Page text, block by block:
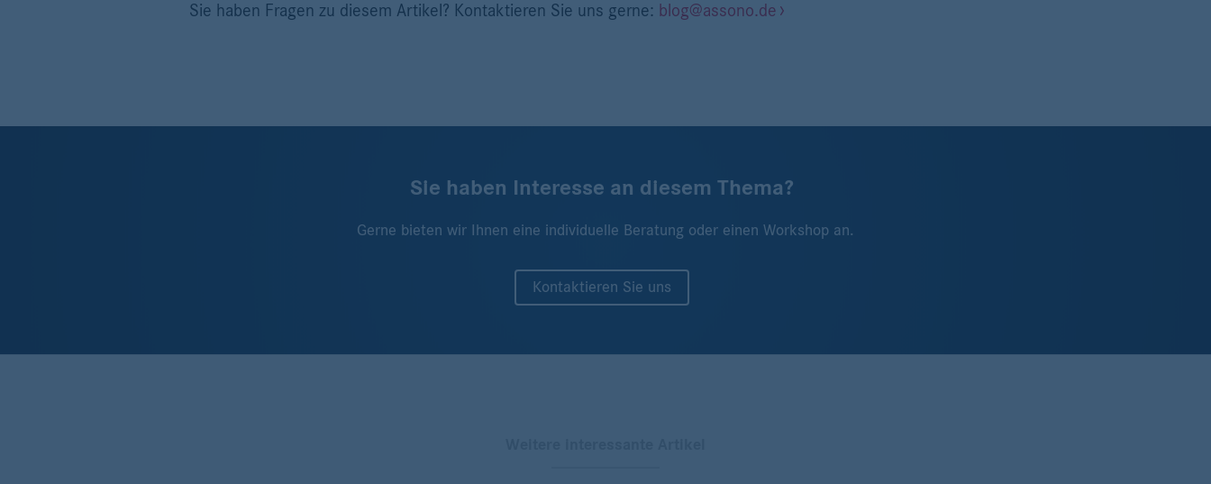
Sie haben Fragen zu diesem Artikel? Kontaktieren Sie uns gerne: blog@assono.de
Sie haben Interesse an diesem Thema?
Gerne bieten wir Ihnen eine individuelle Beratung oder einen Workshop an.
Kontaktieren Sie uns